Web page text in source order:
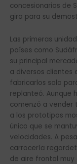
concesionarios de
gira para su
Las primeras
países como
su principal
a diversos clientes
fabricarlos solo
replanteó. Aunque
comenzó a vender
a los prototipos
único que se
velocidades. A
carrocería
de aire frontal